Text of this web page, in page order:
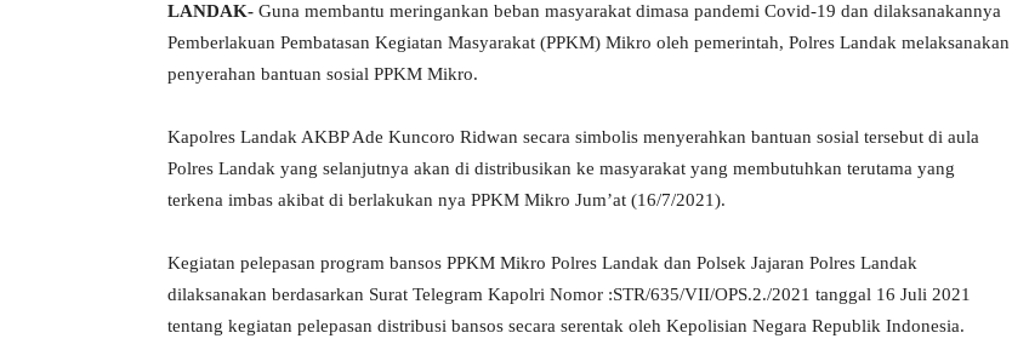
LANDAK- Guna membantu meringankan beban masyarakat dimasa pandemi Covid-19 dan dilaksanakannya
Pemberlakuan Pembatasan Kegiatan Masyarakat (PPKM) Mikro oleh pemerintah, Polres Landak melaksanakan
penyerahan bantuan sosial PPKM Mikro.
Kapolres Landak AKBP Ade Kuncoro Ridwan secara simbolis menyerahkan bantuan sosial tersebut di aula
Polres Landak yang selanjutnya akan di distribusikan ke masyarakat yang membutuhkan terutama yang
terkena imbas akibat di berlakukan nya PPKM Mikro Jum’at (16/7/2021).
Kegiatan pelepasan program bansos PPKM Mikro Polres Landak dan Polsek Jajaran Polres Landak
dilaksanakan berdasarkan Surat Telegram Kapolri Nomor :STR/635/VII/OPS.2./2021 tanggal 16 Juli 2021
tentang kegiatan pelepasan distribusi bansos secara serentak oleh Kepolisian Negara Republik Indonesia.